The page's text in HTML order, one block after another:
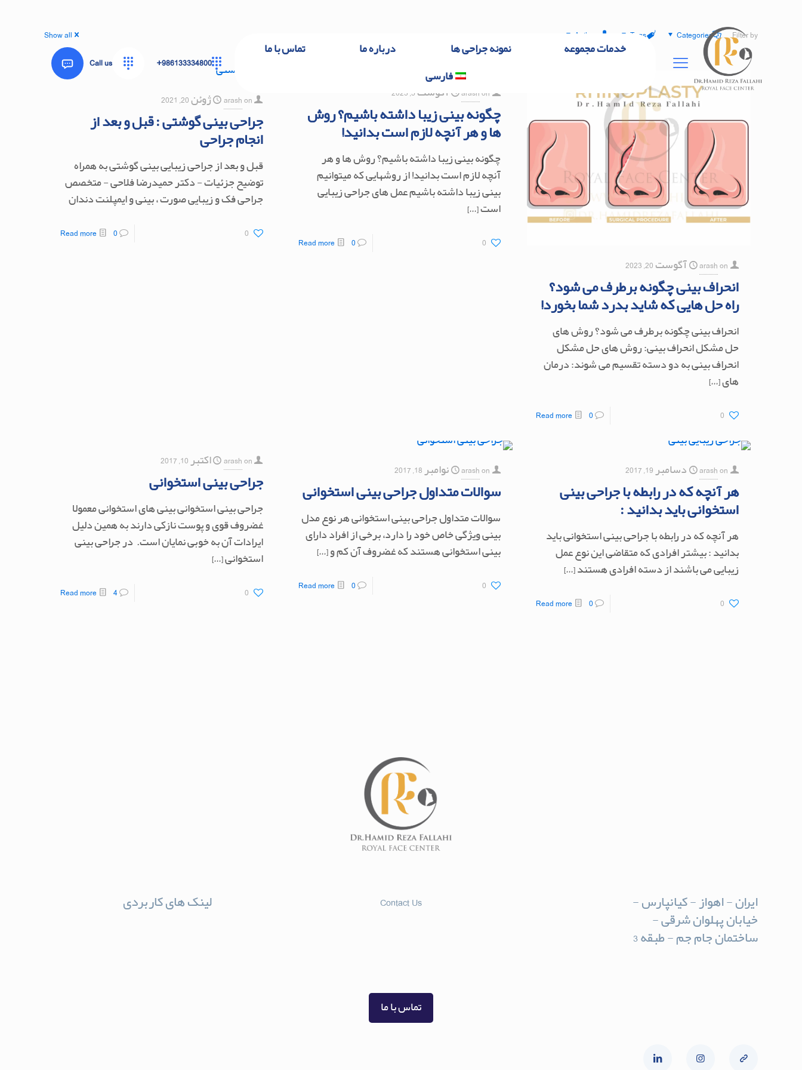
خدمات مجموعه نمونه جراحی ها درباره ما
تماس با ما
فارسی
986133334800+
Call us
Filter by
Categories
Tags
Authors
Show all
arashon آگوست 20, 2023
انحراف بینی چگونه برطرف می شود؟
راه حل هایی که شاید بدرد شما بخورد!
انحراف بینی چگونه برطرف می شود؟ روش های
حل مشکل انحراف بینی: روش های حل مشکل
انحراف بینی به دو دسته تقسیم می شوند: درمان
های[…]
0
0
Read more
arashon آگوست 5, 2023
چگونه بینی زیبا داشته باشیم؟ روش
ها و هر آنچه لازم است بدانید!
چگونه بینی زیبا داشته باشیم؟ روش ها و هر
آنچه لازم است بدانید! از روشهایی که میتوانیم
بینی زیبا داشته باشیم عمل های جراحی زیبایی
است[…]
0
0
Read more
arashon ژوئن 20, 2021
جراحی بینی گوشتی : قبل و بعد از
انجام جراحی
قبل و بعد از جراحی زیبایی بینی گوشتی به همراه
توضیح جزئیات - دکتر حمیدرضا فلاحی - متخصص
جراحی فک و زیبایی صورت ، بینی و ایمپلنت دندان
0
0
Read more
arashon دسامبر 19, 2017
هر آنچه که در رابطه با جراحی بینی
استخوانی باید بدانید :
هر آنچه که در رابطه با جراحی بینی استخوانی باید
بدانید : بیشتر افرادی که متقاضی این نوع عمل
زیبایی می باشند از دسته افرادی هستند[…]
0
0
Read more
arashon نوامبر 18, 2017
سوالات متداول جراحی بینی استخوانی
سوالات متداول جراحی بینی استخوانی هر نوع مدل
بینی ویژگی خاص خود را دارد، برخی از افراد دارای
بینی استخوانی هستند که غضروف آن کم و[…]
0
0
Read more
arashon اکتبر 10, 2017
جراحی بینی استخوانی
جراحی بینی استخوانی بینی های استخوانی معمولا
غضروف قوی و پوست نازکی دارند به همین دلیل
ایرادات آن به خوبی نمایان است. در جراحی بینی
استخوانی[…]
0
4
Read more
ایران - اهواز - کیانپارس -
خیابان پهلوان شرقی -
ساختمان جام جم - طبقه 3
Contact Us
تماس با ما
لینک های کاربردی